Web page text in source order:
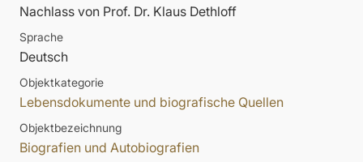
Nachlass von Prof. Dr. Klaus Dethloff
Sprache
Deutsch
Objektkategorie
Lebensdokumente und biografische Quellen
Objektbezeichnung
Biografien und Autobiografien